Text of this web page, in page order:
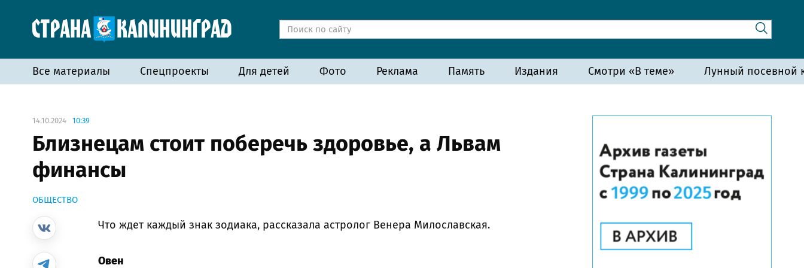
Все материалы Спецпроекты Для детей Фото Реклама Память Издания Смотри «В теме» Лунный посевной
14.10.2024 10:39
Близнецам стоит поберечь здоровье, а Львам
финансы
ОБЩЕСТВО
Что ждет каждый знак зодиака, рассказала астролог Венера Милославская.
Овен